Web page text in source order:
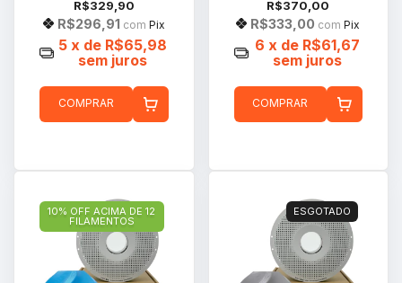
R$329,90
R$296,91 com Pix
5 x de R$65,98
sem juros
COMPRAR
R$370,00
R$333,00 com Pix
6 x de R$61,67
sem juros
COMPRAR
10% OFF ACIMA DE 12
FILAMENTOS
ESGOTADO